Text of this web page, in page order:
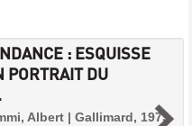
: ESQUISSE
PORTRAIT DU
Albert | Gallimard, 1979